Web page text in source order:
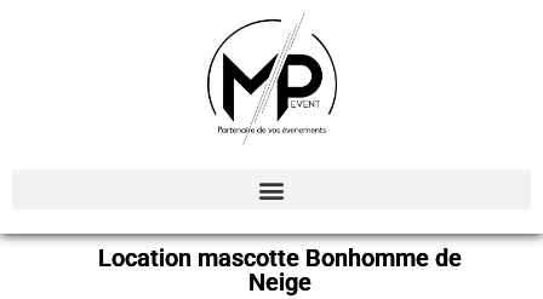
Location mascotte Bonhomme de
Neige